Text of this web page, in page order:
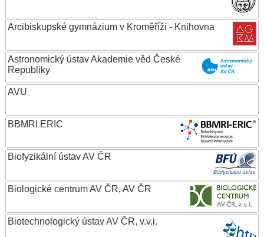
Arcibiskupské gymnázium v Kroměříži - Knihovna
Astronomický ústav Akademie věd České
Republiky
AVU
BBMRI ERIC
Biofyzikální ústav AV ČR
Biologické centrum AV ČR, AV ČR
Biotechnologický ústav AV ČR, v.v.i.